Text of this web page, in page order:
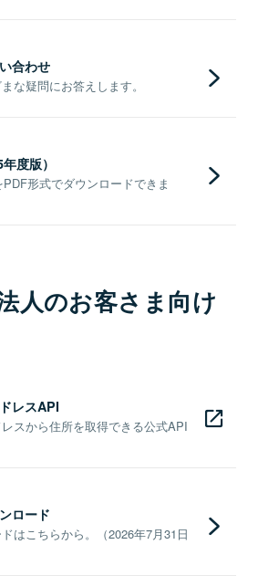
合わせ
な疑問にお答えします。
度版）
形式でダウンロードできま
人のお客さま向け
レスAPI
スから住所を取得できる公式API
ロード
はこちらから。（2026年7月31日